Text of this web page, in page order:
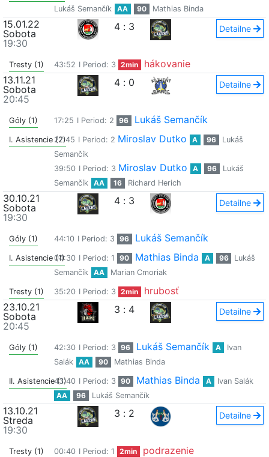
Lukáš Semančík
AA 90 Mathias Binda
15.01.22
Sobota
19:30
4 : 3 Detailne
Tresty (1) 43:52 I Period: 3 2min
hákovanie
13.11.21
Sobota
20:45
4 : 0 Detailne
Góly (1) 17:25 I Period: 2 96 Lukáš Semančík
I. Asistencie (2)
27:45 I Period: 2 Miroslav Dutko A 96
Lukáš
Semančík
39:50 I Period: 3 Miroslav Dutko A 96
Lukáš
Semančík
AA 16 Richard Herich
30.10.21
Sobota
19:30
4 : 3 Detailne
Góly (1) 44:10 I Period: 3 96 Lukáš Semančík
I. Asistencie (1)04:30 I Period: 1 90 Mathias Binda A 96
Lukáš
Semančík
AA Marian Cmoriak
Tresty (1) 35:20 I Period: 3 2min
hrubosť
23.10.21
Sobota
20:45
3 : 4 Detailne
Góly (1) 42:30 I Period: 3 96 Lukáš Semančík A
Ivan
Salák
AA 90 Mathias Binda
II. Asistencie (1)
43:40 I Period: 3 90 Mathias Binda A
Ivan Salák
AA
96 Lukáš Semančík
13.10.21
Streda
19:30
3 : 2 Detailne
Tresty (1) 00:40 I Period: 1 2min
podrazenie